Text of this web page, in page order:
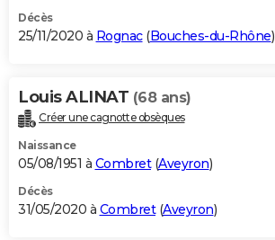
Décès
25/11/2020 à Rognac(Bouches-du-Rhône)
Louis ALINAT (68 ans)
Créer une cagnotte obsèques
Naissance
05/08/1951 à Combret(Aveyron)
Décès
31/05/2020 à Combret(Aveyron)